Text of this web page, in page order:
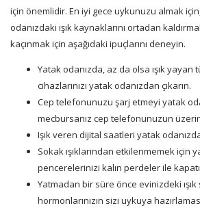
için önemlidir. En iyi gece uykunuzu almak
odanızdaki ışık kaynaklarını ortadan
kaçınmak için aşağıdaki ipuçlarını deneyin.
Yatak odanızda, az da olsa ışık yayan
cihazlarınızı yatak odanızdan çıkarın.
Cep telefonunuzu şarj etmeyi yatak
mecbursanız cep telefonunuzun
Işık veren dijital saatleri yatak
Sokak ışıklarından etkilenmemek için
pencerelerinizi kalın perdeler ile
Yatmadan bir süre önce evinizdeki
hormonlarınızın sizi uykuya